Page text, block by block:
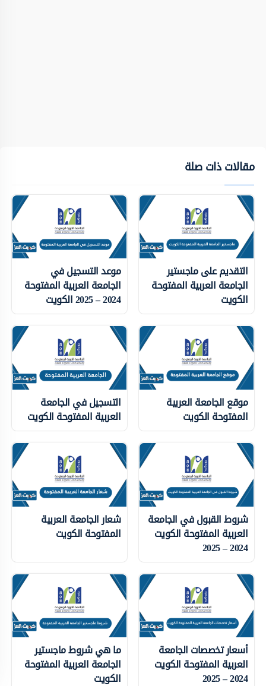
مقالات ذات صلة
التقديم على ماجستير
الجامعة العربية المفتوحة
الكويت
موعد التسجيل في
الجامعة العربية المفتوحة
2024 – 2025 الكويت
موقع الجامعة العربية
المفتوحة الكويت
التسجيل في الجامعة
العربية المفتوحة الكويت
شروط القبول في الجامعة
العربية المفتوحة الكويت
2024 – 2025
شعار الجامعة العربية
المفتوحة الكويت
أسعار تخصصات الجامعة
العربية المفتوحة الكويت
2024 – 2025
ما هي شروط ماجستير
الجامعة العربية المفتوحة
الكويت